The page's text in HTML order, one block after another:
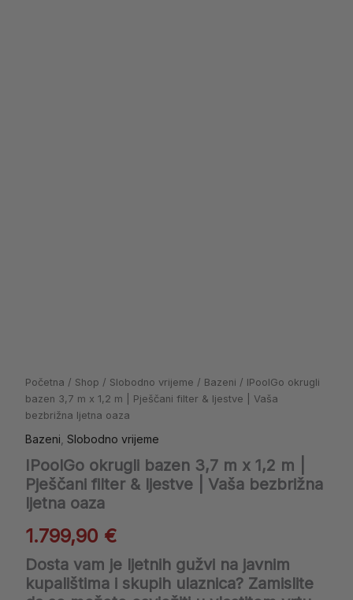
Početna / Shop / Slobodno vrijeme / Bazeni / IPoolGo okrugli
bazen 3,7 m x 1,2 m | Pješčani filter & ljestve | Vaša
bezbrižna ljetna oaza
Bazeni Slobodno vrijeme
IPoolGo okrugli bazen 3,7 m x 1,2 m |
Pješčani filter & ljestve | Vaša bezbrižna
ljetna oaza
1.799,90 €
Dosta vam je ljetnih gužvi na javnim
kupalištima i skupih ulaznica? Zamislite